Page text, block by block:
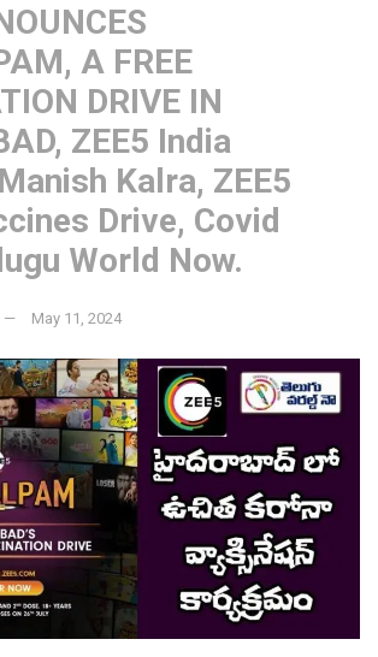
A FREE
DRIVE IN
ZEE5 India
Kalra, ZEE5
Drive, Covid
World Now.
May 11, 2024